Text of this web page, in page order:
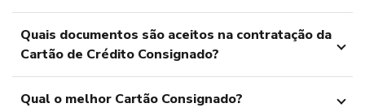
Quais documentos são aceitos na contratação da
Cartão de Crédito Consignado?
Qual o melhor Cartão Consignado?